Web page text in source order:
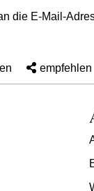
die E-Mail-
empfehlen